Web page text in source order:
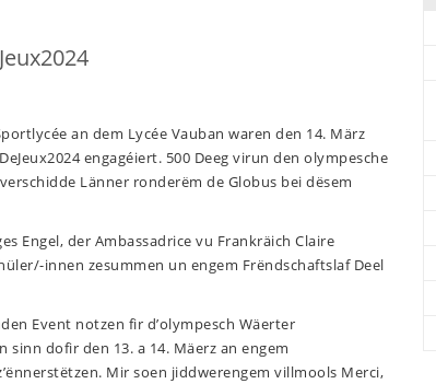
an dem Lycée Vauban waren den 14. März
engagéiert. 500 Deeg virun den olympesche
Länner ronderëm de Globus bei dësem
Engel, der Ambassadrice vu Frankräich Claire
innen zesummen un engem Frëndschaftslaf Deel
Event notzen fir d’olympesch Wäerter
sinn dofir den 13. a 14. Mäerz an engem
Mir soen jiddwerengem villmools Merci,